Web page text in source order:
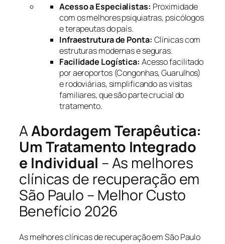
Acesso a Especialistas: Proximidade
com os melhores psiquiatras, psicólogos
e terapeutas do país.
Infraestrutura de Ponta: Clínicas com
estruturas modernas e seguras.
Facilidade Logística: Acesso facilitado
por aeroportos (Congonhas, Guarulhos)
e rodoviárias, simplificando as visitas
familiares, que são parte crucial do
tratamento.
AAbordagem Terapêutica:
Um Tratamento Integrado
e Individual – As melhores
clínicas de recuperação em
São Paulo – Melhor Custo
Benefício 2026
As melhores clínicas de recuperação em São Paulo